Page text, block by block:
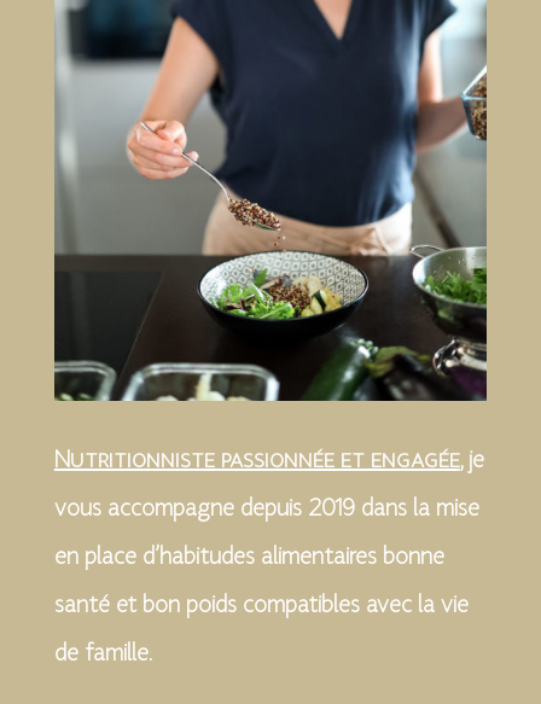
Nutritionniste passionnée et engagée, je
vous accompagne depuis 2019 dans la mise
en place d’habitudes alimentaires bonne
santé et bon poids compatibles avec la vie
de famille.